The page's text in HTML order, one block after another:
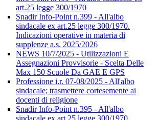
art.25 legge 300/1970
Snadir Info-Point n.399 - All'albo
sindacale ex art.25 legge 300/1970.
Indicazioni operative in materia di
supplenze a.s. 2025/2026
NEWS 10/7/2025 - Utilizzazioni E
Assegnazioni Provvisorie - Scelta Delle
Max 150 Scuole Da GAE E GPS
Professione i.r. 07-08/2025 - All'albo
sindacale; trasmettere cortesemente ai
docenti di religione
Snadir Info-Point n.395 - All'albo